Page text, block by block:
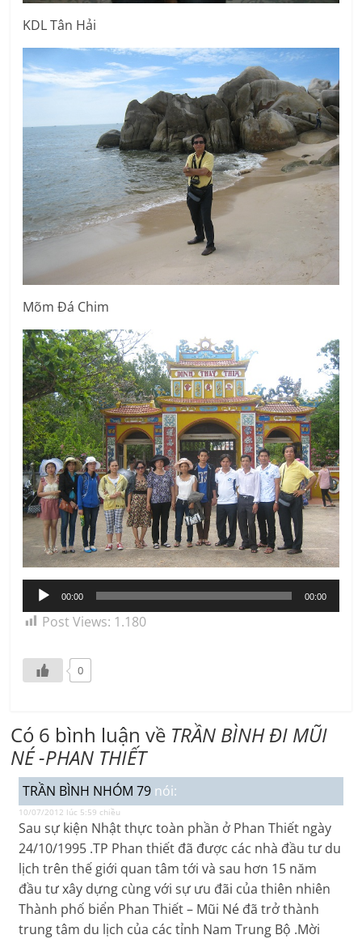
KDL Tân Hải
Mõm Đá Chim
Trình
phát
âm
00:00 00:00
Post Views: 1.180
0
Có 6 bình luận về TRẦN BÌNH ĐI MŨI
NÉ -PHAN THIẾT
TRẦN BÌNH NHÓM 79 nói:
10/07/2012 lúc 5:59 chiều
Sau sự kiện Nhật thực toàn phần ở Phan Thiết ngày
24/10/1995 .TP Phan thiết đã được các nhà đầu tư du
lịch trên thế giới quan tâm tới và sau hơn 15 năm
đầu tư xây dựng cùng với sự ưu đãi của thiên nhiên
Thành phố biển Phan Thiết – Mũi Né đã trở thành
trung tâm du lịch của các tỉnh Nam Trung Bộ .Mời